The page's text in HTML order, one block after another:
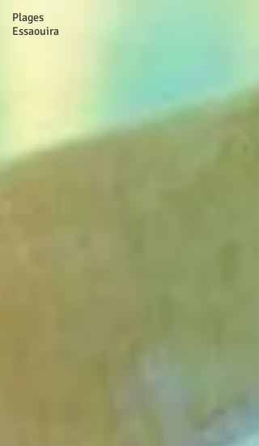
Plages
Essaouira